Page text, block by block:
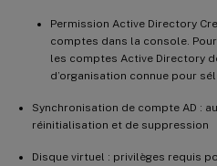
Permission Active Directory
comptes dans la console.
les comptes Active Directory
d’organisation connue pour
Synchronisation de compte AD :
réinitialisation et de suppression
Disque virtuel : privilèges requis